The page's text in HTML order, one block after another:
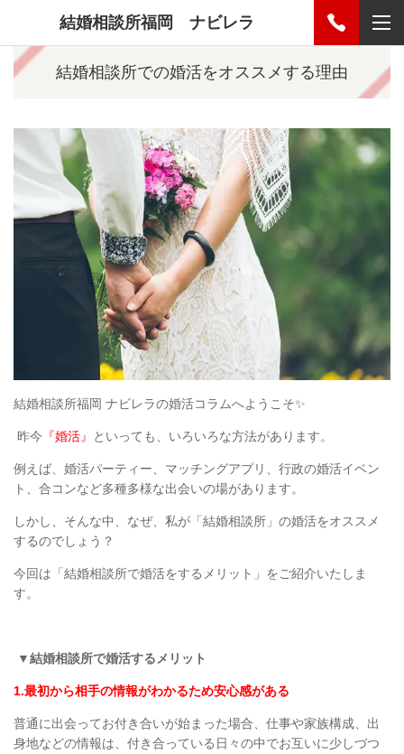
結婚相談所福岡 ナビレラ
結婚相談所での婚活をオススメする理由
結婚相談所福岡 ナビレラの婚活コラムへようこそ✨
昨今 『婚活』 といっても、 いろいろな方法があります。
例えば、婚活パーティー、マッチングアプリ、行政の婚活イベン
ト、合コンなど多種多様な出会いの場があります。
しかし、そんな中、なぜ、私が「結婚相談所」の婚活をオススメ
するのでしょう？
今回は「結婚相談所で婚活をするメリット」をご紹介いたしま
す。
▼結婚相談所で婚活するメリット
1.最初から相手の情報がわかるため安心感がある
普通に出会ってお付き合いが始まった場合、仕事や家族構成、出
身地などの情報は、付き合っている日々の中でお互いに少しづつ